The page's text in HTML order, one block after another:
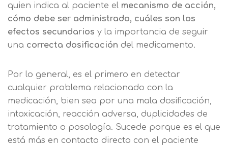
quien indica al paciente el mecanismo de acción,
cómo debe ser administrado, cuáles son los
efectos secundarios y la importancia de seguir
una correcta dosificación del medicamento.
Por lo general, es el primero en detectar
cualquier problema relacionado con la
medicación, bien sea por una mala dosificación,
intoxicación, reacción adversa, duplicidades de
tratamiento o posología. Sucede porque es el que
está más en contacto directo con el paciente